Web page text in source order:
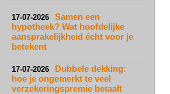
17-07-2026
Samen een
hypotheek? Wat hoofdelijke
aansprakelijkheid écht voor je
betekent
17-07-2026
Dubbele dekking:
hoe je ongemerkt te veel
verzekeringspremie betaalt